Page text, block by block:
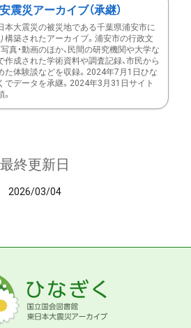
震災アーカイブ（承継）
本大震災の被災地である千葉県浦安市に
構築されたアーカイブ。浦安市の行政文
写真・動画のほか、民間の研究機関や大学な
作成された学術資料や調査記録、市民から
た体験談などを収録。2024年7月1日ひな
でデータを承継。2024年3月31日サイト
。
最終更新日
2026/03/04